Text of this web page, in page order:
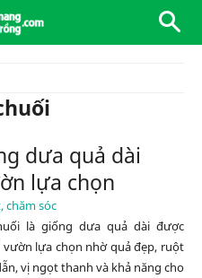
dưa quả dài
lựa chọn
chăm sóc
là giống dưa quả dài được
vườn lựa chọn nhờ quả đẹp, ruột
vị ngọt thanh và khả năng cho